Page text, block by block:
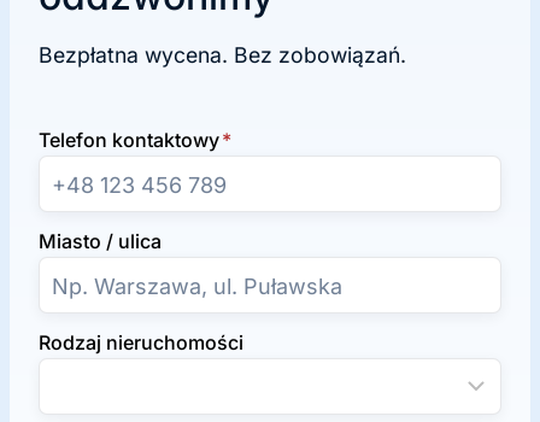
Bezpłatna wycena. Bez zobowiązań.
Telefon kontaktowy*
Miasto / ulica
Rodzaj nieruchomości